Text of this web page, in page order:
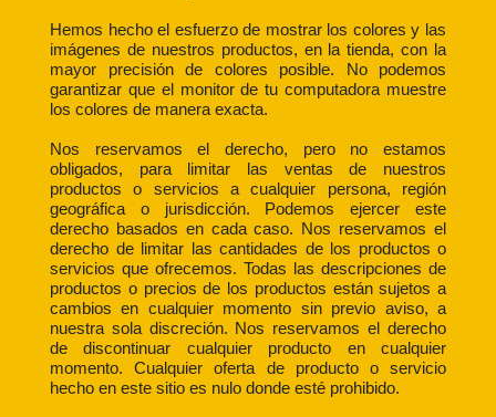
Hemos hecho el esfuerzo de mostrar los colores y las
imágenes de nuestros productos, en la tienda, con la
mayor precisión de colores posible. No podemos
garantizar que el monitor de tu computadora muestre
los colores de manera exacta.
Nos reservamos el derecho, pero no estamos
obligados, para limitar las ventas de nuestros
productos o servicios a cualquier persona, región
geográfica o jurisdicción. Podemos ejercer este
derecho basados en cada caso. Nos reservamos el
derecho de limitar las cantidades de los productos o
servicios que ofrecemos. Todas las descripciones de
productos o precios de los productos están sujetos a
cambios en cualquier momento sin previo aviso, a
nuestra sola discreción. Nos reservamos el derecho
de discontinuar cualquier producto en cualquier
momento. Cualquier oferta de producto o servicio
hecho en este sitio es nulo donde esté prohibido.